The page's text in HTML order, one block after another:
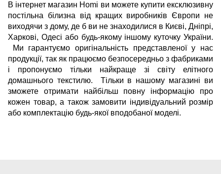
В інтернет магазин Homi ви можете купити ексклюзивну
постільна білизна від кращих виробників Європи не
виходячи з дому, де б ви не знаходилися в Києві, Дніпрі,
Харкові, Одесі або будь-якому іншому куточку України.
Ми гарантуємо оригінальність представленої у нас
продукції, так як працюємо безпосередньо з фабриками
і пропонуємо тільки найкраще зі світу елітного
домашнього текстилю. Тільки в нашому магазині ви
зможете отримати найбільш повну інформацію про
кожен товар, а також замовити індивідуальний розмір
або комплектацію будь-якої вподобаної моделі.